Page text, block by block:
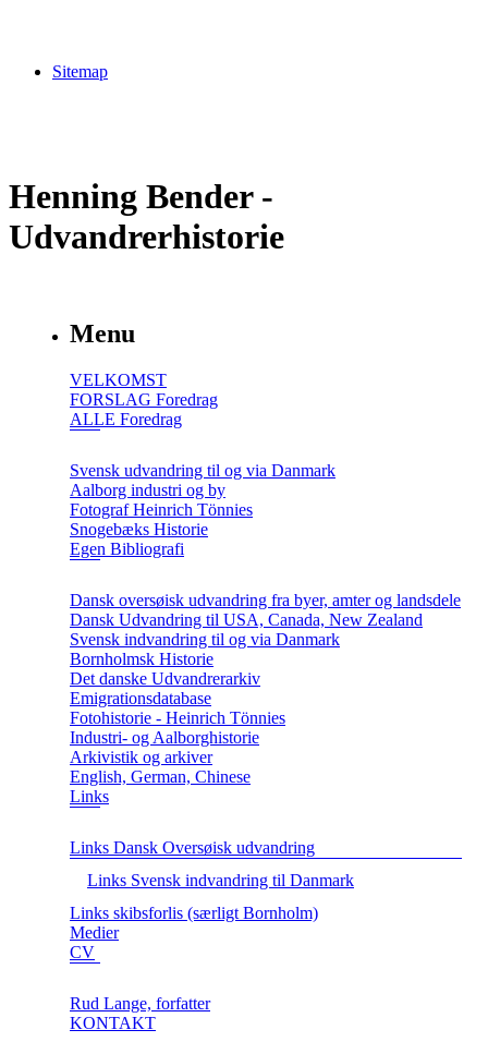
Sitemap
Henning Bender -
Udvandrerhistorie
Menu
VELKOMST
FORSLAG Foredrag
ALLE Foredrag
Svensk udvandring til og via Danmark
Aalborg industri og by
Fotograf Heinrich Tönnies
Snogebæks Historie
Egen Bibliografi
Dansk oversøisk udvandring fra byer, amter og landsdele
Dansk Udvandring til USA, Canada, New Zealand
Svensk indvandring til og via Danmark
Bornholmsk Historie
Det danske Udvandrerarkiv
Emigrationsdatabase
Fotohistorie - Heinrich Tönnies
Industri- og Aalborghistorie
Arkivistik og arkiver
English, German, Chinese
Links
Links Dansk Oversøisk udvandring
Links Svensk indvandring til Danmark
Links skibsforlis (særligt Bornholm)
Medier
CV
Rud Lange, forfatter
KONTAKT